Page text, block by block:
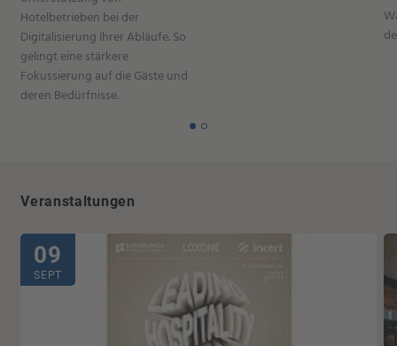
Hotelbetrieben bei der
Digitalisierung Ihrer Abläufe. So
gelingt eine stärkere
Fokussierung auf die Gäste und
deren Bedürfnisse.
Veranstaltungen
09
SEPT